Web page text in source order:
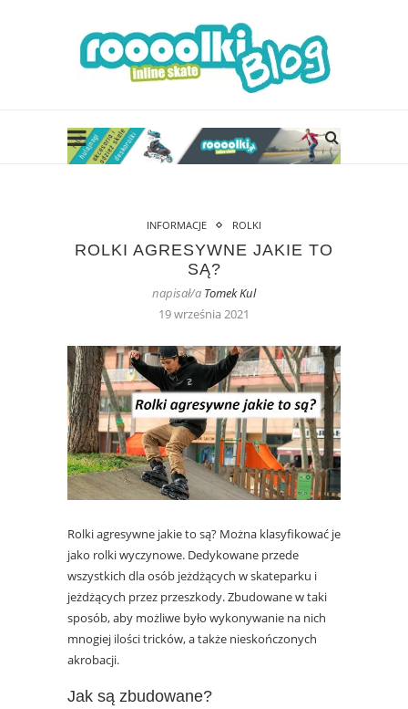
INFORMACJE ROLKI
ROLKI AGRESYWNE JAKIE TO
SĄ?
napisał/a Tomek Kul
19 września 2021
Rolki agresywne jakie to są? Można klasyfikować je
jako rolki wyczynowe. Dedykowane przede
wszystkich dla osób jeżdżących w skateparku i
jeżdżących przez przeszkody. Zbudowane w taki
sposób, aby możliwe było wykonywanie na nich
mnogiej ilości tricków, a także nieskończonych
akrobacji.
Jak są zbudowane?